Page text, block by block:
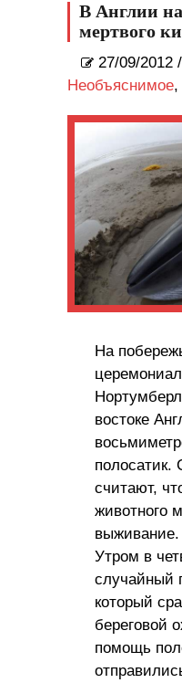
В Англии
мертвого
27/09/2012 /
Необъяснимое,
На
востоке
полосатик.
считают,
животного
выживание.
Утром в
случайный
который
береговой
помощь